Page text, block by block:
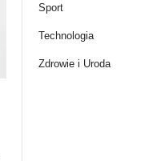
Sport
Technologia
Zdrowie i Uroda